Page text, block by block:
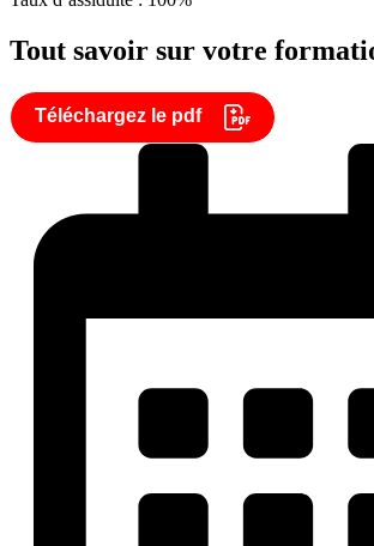
Tout savoir sur votre
Téléchargez le pdf